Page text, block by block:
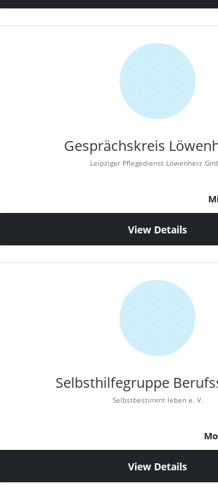
Gesprächskreis
Leipziger Pflegedienst Löwenherz
View Details
Selbsthilfegruppe
Selbstbestimmt leben e. V.
View Details